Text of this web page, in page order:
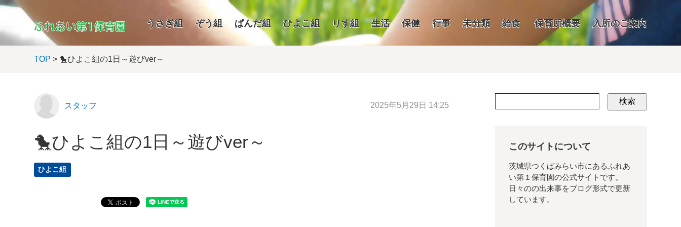
うさぎ組 ぞう組 ぱんだ組 ひよこ組 りす組 生活 保健 行事 未分類 給食 保育所概要 入所のご案内
TOP > 🐤ひよこ組の1日～遊びver～
スタッフ 2025年5月29日 14:25
🐤ひよこ組の1日～遊びver～
ひよこ組
検索
このサイトについて
茨城県つくばみらい市にあるふれあ
い第１保育園の公式サイトです。
日々のの出来事をブログ形式で更新
しています。